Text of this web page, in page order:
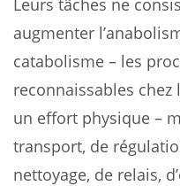
augmenter
catabolisme – les
reconnaissables
un effort physique –
transport, de
nettoyage, de relais,